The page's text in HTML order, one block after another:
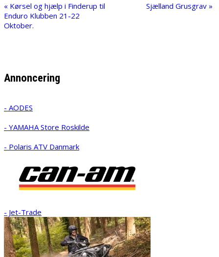
« Kørsel og hjælp i Finderup til
Enduro Klubben 21-22
Oktober.
Sjælland Grusgrav »
Annoncering
- AODES
- YAMAHA Store Roskilde
- Polaris ATV Danmark
- Jet-Trade